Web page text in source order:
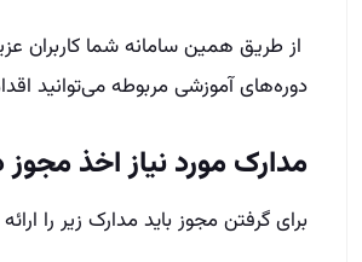
از طریق همین سامانه شما کاربران
دوره‌های آموزشی مربوطه می‌توانید
مدارک مورد نیاز اخذ مجوز
برای گرفتن مجوز باید مدارک زیر را